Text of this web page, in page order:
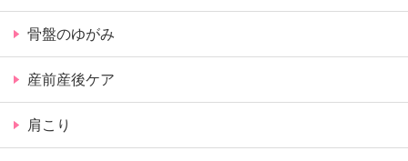
骨盤のゆがみ
産前産後ケア
肩こり